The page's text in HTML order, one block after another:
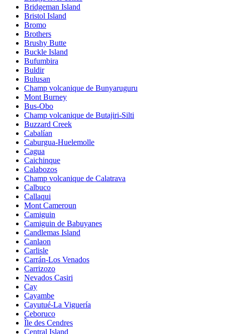
Bridgeman Island
Bristol Island
Bromo
Brothers
Brushy Butte
Buckle Island
Bufumbira
Buldir
Bulusan
Champ volcanique de Bunyaruguru
Mont Burney
Bus-Obo
Champ volcanique de Butajiri-Silti
Buzzard Creek
Cabalían
Caburgua-Huelemolle
Cagua
Caichinque
Calabozos
Champ volcanique de Calatrava
Calbuco
Callaqui
Mont Cameroun
Camiguin
Camiguin de Babuyanes
Candlemas Island
Canlaon
Carlisle
Carrán-Los Venados
Carrizozo
Nevados Casiri
Cay
Cayambe
Cayutué-La Viguería
Ceboruco
Île des Cendres
Central Island